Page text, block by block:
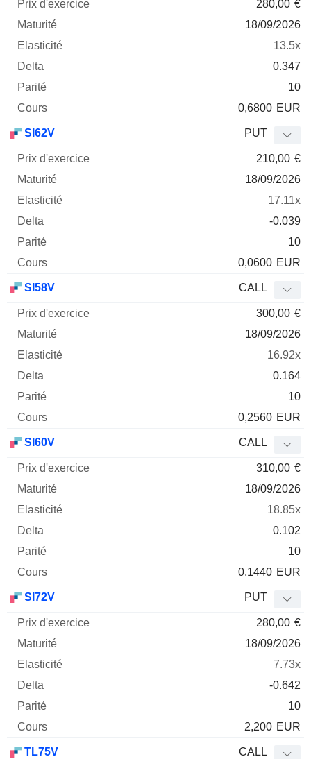
280,00 €
18/09/2026
13.5x
0.347
10
0,6800 EUR
SI62V PUT
210,00 €
18/09/2026
17.11x
-0.039
10
0,0600 EUR
SI58V CALL
300,00 €
18/09/2026
16.92x
0.164
10
0,2560 EUR
SI60V CALL
310,00 €
18/09/2026
18.85x
0.102
10
0,1440 EUR
SI72V PUT
280,00 €
18/09/2026
7.73x
-0.642
10
2,200 EUR
TL75V CALL